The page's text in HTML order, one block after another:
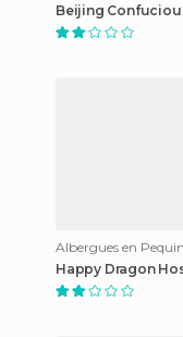
Beijing
Albergues en
Happy Dragon